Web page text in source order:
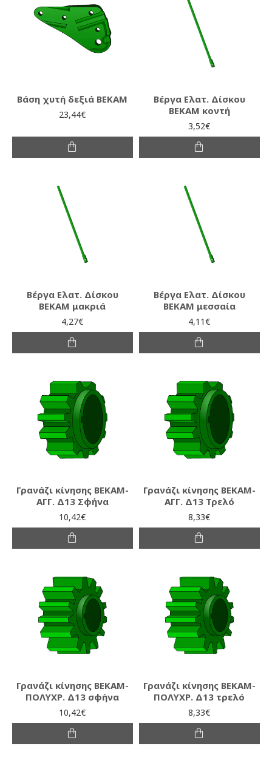
Βάση χυτή δεξιά ΒΕΚΑΜ
23,44€
Βέργα Ελατ. Δίσκου
ΒΕΚΑΜ κοντή
3,52€
Βέργα Ελατ. Δίσκου
ΒΕΚΑΜ μακριά
4,27€
Βέργα Ελατ. Δίσκου
ΒΕΚΑΜ μεσσαία
4,11€
Γρανάζι κίνησης ΒΕΚΑΜ-
ΑΓΓ. Δ13 Σφήνα
10,42€
Γρανάζι κίνησης ΒΕΚΑΜ-
ΑΓΓ. Δ13 Τρελό
8,33€
Γρανάζι κίνησης ΒΕΚΑΜ-
ΠΟΛΥΧΡ. Δ13 σφήνα
10,42€
Γρανάζι κίνησης ΒΕΚΑΜ-
ΠΟΛΥΧΡ. Δ13 τρελό
8,33€